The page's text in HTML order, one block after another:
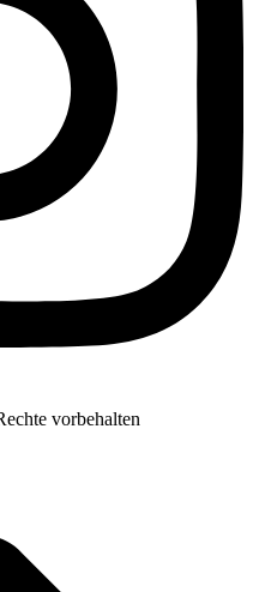
vorbehalten